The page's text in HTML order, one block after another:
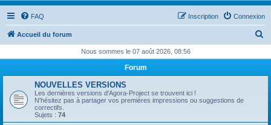
FAQ Connexion
Inscription
Accueil du forum
h
c
Nous sommes le 07 août 2026, 08:56
Forum
NOUVELLES VERSIONS
Les dernières versions d'Agora-Project se trouvent ici !
N'hésitez pas à partager vos premières impressions ou suggestions de
correctifs.
Sujets : 74